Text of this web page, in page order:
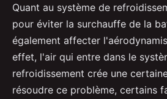
Quant au système de
pour éviter la surchauffe de la
également affecter
effet, l'air qui entre dans le
refroidissement crée une
résoudre ce problème, certains